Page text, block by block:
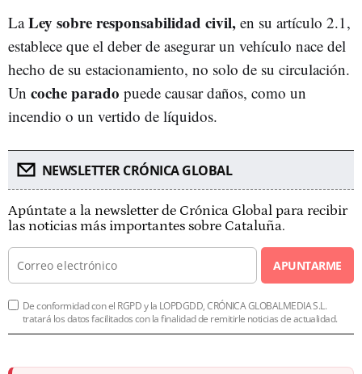
LaLey sobre responsabilidad civil, en su artículo 2.1,
establece que el deber de asegurar un vehículo nace del
hecho de su estacionamiento, no solo de su circulación.
Un coche parado puede causar daños, como un
incendio o un vertido de líquidos.
NEWSLETTER CRÓNICA GLOBAL
Apúntate a la newsletter de Crónica Global para recibir
las noticias más importantes sobre Cataluña.
APUNTARME
De conformidad con el RGPD y la LOPDGDD, CRÓNICA GLOBALMEDIA S.L.
tratará los datos facilitados con la finalidad de remitirle noticias de actualidad.